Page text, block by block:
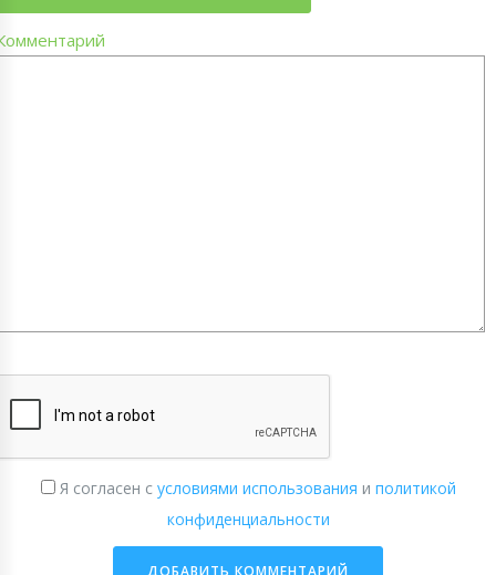
Я согласен с условиями использования и политикой
конфиденциальности